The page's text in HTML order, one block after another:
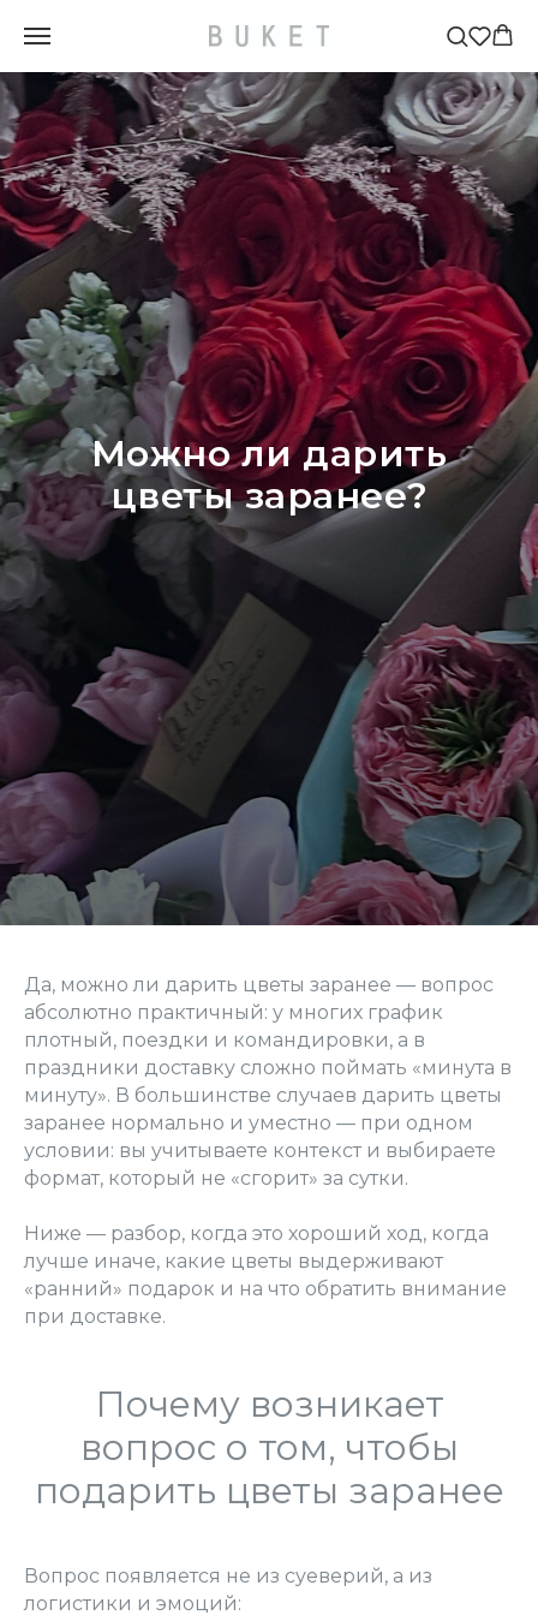
Главная Можно ли дарить цветы заранее?
Можно ли дарить
цветы заранее?
Да, можно ли дарить цветы заранее — вопрос
абсолютно практичный: у многих график
плотный, поездки и командировки, а в
праздники доставку сложно поймать «минута в
минуту». В большинстве случаев дарить цветы
заранее нормально и уместно — при одном
условии: вы учитываете контекст и выбираете
формат, который не «сгорит» за сутки.
Ниже — разбор, когда это хороший ход, когда
лучше иначе, какие цветы выдерживают
«ранний» подарок и на что обратить внимание
при доставке.
Почему возникает
вопрос о том, чтобы
подарить цветы заранее
Вопрос появляется не из суеверий, а из
логистики и эмоций: